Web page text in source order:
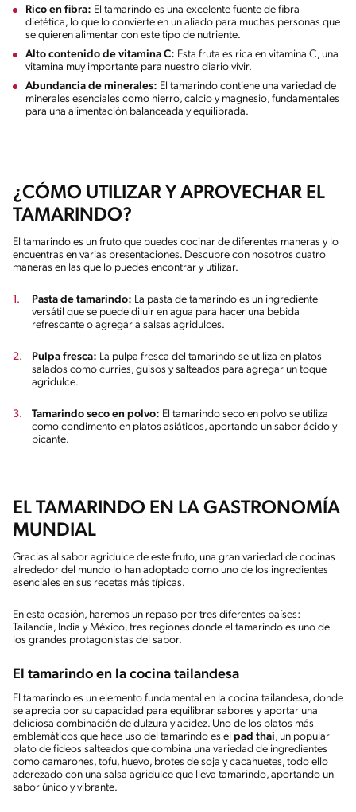
Rico en fibra: El tamarindo es una excelente fuente de fibra
dietética, lo que lo convierte en un aliado para muchas personas que
se quieren alimentar con este tipo de nutriente.
Alto contenido de vitamina C: Esta fruta es rica en vitamina C, una
vitamina muy importante para nuestro diario vivir.
Abundancia de minerales: El tamarindo contiene una variedad de
minerales esenciales como hierro, calcio y magnesio, fundamentales
para una alimentación balanceada y equilibrada.
¿CÓMO UTILIZAR Y APROVECHAR EL
TAMARINDO?
El tamarindo es un fruto que puedes cocinar de diferentes maneras y lo
encuentras en varias presentaciones. Descubre con nosotros cuatro
maneras en las que lo puedes encontrar y utilizar.
Pasta de tamarindo: La pasta de tamarindo es un ingrediente
versátil que se puede diluir en agua para hacer una bebida
refrescante o agregar a salsas agridulces.
Pulpa fresca: La pulpa fresca del tamarindo se utiliza en platos
salados como curries, guisos y salteados para agregar un toque
agridulce.
Tamarindo seco en polvo: El tamarindo seco en polvo se utiliza
como condimento en platos asiáticos, aportando un sabor ácido y
picante.
EL TAMARINDO EN LA GASTRONOMÍA
MUNDIAL
Gracias al sabor agridulce de este fruto, una gran variedad de cocinas
alrededor del mundo lo han adoptado como uno de los ingredientes
esenciales en sus recetas más típicas.
En esta ocasión, haremos un repaso por tres diferentes países:
Tailandia, India y México, tres regiones donde el tamarindo es uno de
los grandes protagonistas del sabor.
El tamarindo en la cocina tailandesa
El tamarindo es un elemento fundamental en la cocina tailandesa, donde
se aprecia por su capacidad para equilibrar sabores y aportar una
deliciosa combinación de dulzura y acidez. Uno de los platos más
emblemáticos que hace uso del tamarindo es el pad thai, un popular
plato de fideos salteados que combina una variedad de ingredientes
como camarones, tofu, huevo, brotes de soja y cacahuetes, todo ello
aderezado con una salsa agridulce que lleva tamarindo, aportando un
sabor único y vibrante.